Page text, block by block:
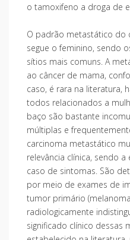
o tamoxifeno a droga de
O padrão metastático do
segue o feminino, sendo
sítios mais comuns. A
ao câncer de mama,
caso, é rara na literatura,
todos relacionados a
baço são bastante
múltiplas e
carcinoma metastático
relevância clínica, sendo
caso de sintomas. São
por meio de exames de
tumor primário
radiologicamente
significado clínico dessas